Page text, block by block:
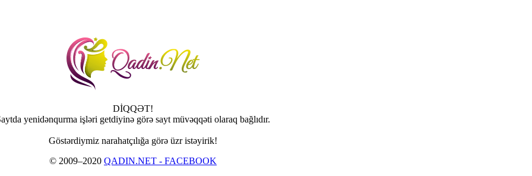
DİQQƏT!
yenidənqurma işləri getdiyinə görə sayt müvəqqəti olaraq bağlıdır.
Göstərdiymiz narahatçılığa görə üzr istəyirik!
© 2009–2020 QADIN.NET - FACEBOOK